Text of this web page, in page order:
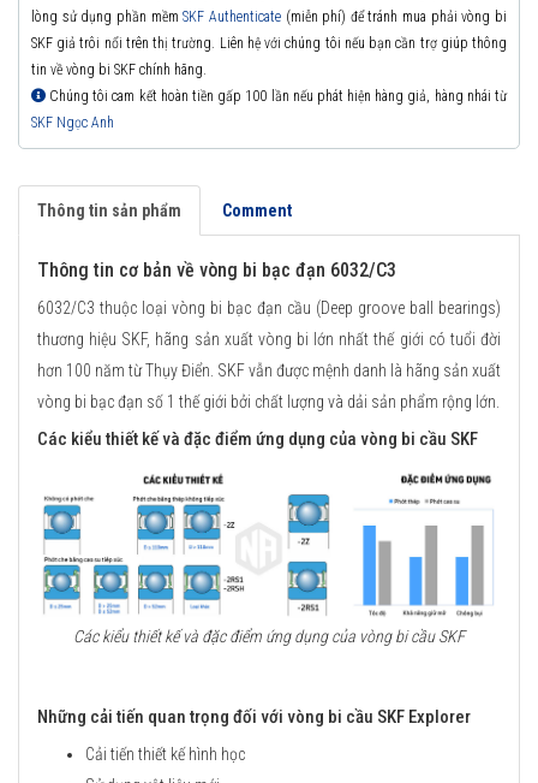
lòng sử dụng phần mềmSKF Authenticate(miễn phí) để tránh mua phải vòng bi
SKF giả trôi nổi trên thị trường. Liên hệ với chúng tôi nếu bạn cần trợ giúp thông
tin về vòng bi SKF chính hãng.
Chúng tôi cam kết hoàn tiền gấp 100 lần nếu phát hiện hàng giả, hàng nhái từ
SKF Ngọc Anh
Thông tin sản phẩm Comment
Thông tin cơ bản về vòng bi bạc đạn 6032/C3
6032/C3 thuộc loại vòng bi bạc đạn cầu (Deep groove ball bearings)
thương hiệu SKF, hãng sản xuất vòng bi lớn nhất thế giới có tuổi đời
hơn 100 năm từ Thụy Điển. SKF vẫn được mệnh danh là hãng sản xuất
vòng bi bạc đạn số 1 thế giới bởi chất lượng và dải sản phẩm rộng lớn.
Các kiểu thiết kế và đặc điểm ứng dụng của vòng bi cầu SKF
Các kiểu thiết kế và đặc điểm ứng dụng của vòng bi cầu SKF
Những cải tiến quan trọng đối với vòng bi cầu SKF Explorer
Cải tiến thiết kế hình học